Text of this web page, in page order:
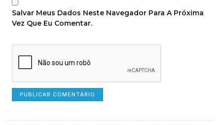
Salvar Meus Dados Neste Navegador Para A Próxima
Vez Que Eu Comentar.